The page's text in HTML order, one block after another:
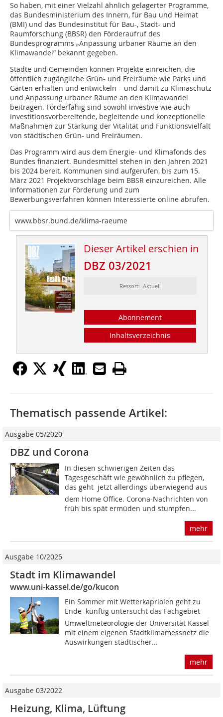
So haben, mit einer Vielzahl ähnlich gelagerter Programme,
das Bundesministerium des Innern, für Bau und Heimat
(BMI) und das Bundesinstitut für Bau-, Stadt- und
Raumforschung (BBSR) den Förderaufruf des
Bundesprogramms „Anpassung urbaner Räume an den
Klimawandel“ bekannt gegeben.
Städte und Gemeinden können Projekte einreichen, die
öffentlich zugängliche Grün- und Freiräume wie Parks und
Gärten erhalten und entwickeln – und damit zu Klimaschutz
und Anpassung urbaner Räume an den Klimawandel
beitragen. Förderfähig sind sowohl investive wie auch
investitionsvorbereitende, begleitende und konzeptionelle
Maßnahmen zur Stärkung der Vitalität und Funktionsvielfalt
von städtischen Grün- und Freiräumen.
Das Programm wird aus dem Energie- und Klimafonds des
Bundes finanziert. Bundesmittel stehen in den Jahren 2021
bis 2024 bereit. Kommunen sind aufgerufen, bis zum 15.
März 2021 Projektvorschläge beim BBSR einzureichen. Alle
Informa­tionen zur Förderung und zum
Bewerbungsverfahren können Interessierte online abrufen.
www.bbsr.bund.de/klima-raeume
Dieser Artikel erschien in
DBZ 03/2021
Ressort: Aktuell
Abonnement
Inhaltsverzeichnis
Thematisch passende Artikel:
Ausgabe 05/2020
DBZ und Corona
In diesen schwierigen Zeiten das
Tagesgeschäft wie gewöhnlich zu pflegen,
das geht  jetzt allerdings überwiegend aus
dem Home Office. Corona-Nachrichten von
früh bis spät ermüden und stumpfen...
mehr
Ausgabe 10/2025
Stadt im Klimawandel
www.uni-kassel.de/go/kucon
Ein Sommer mit Wetterkapriolen geht zu
Ende  künftig untersucht das Fachgebiet
Umweltmeteorologie der Universität Kassel
mit einem eigenen Stadtklimamessnetz die
Auswirkungen städtischer...
mehr
Ausgabe 03/2022
Heizung, Klima, Lüftung